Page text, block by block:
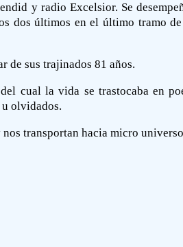
y radio Excelsior. Se
dos últimos en el último tramo
de sus trajinados 81 años.
cual la vida se trastocaba en
u olvidados.
transportan hacia micro